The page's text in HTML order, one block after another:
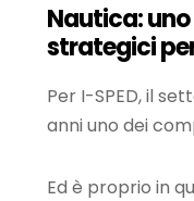
Nautica:
strategici
Per I-SPED, il
anni uno dei
Ed è proprio in